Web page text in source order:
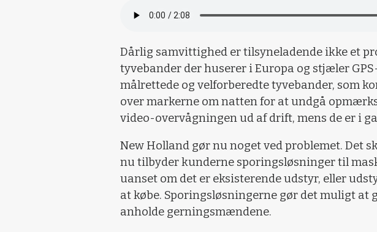
Dårlig samvittighed er tilsyneladende ikke et
tyvebander der huserer i Europa og stjæler
målrettede og velforberedte tyvebander, som
over markerne om natten for at undgå
video-overvågningen ud af drift, mens de er i
New Holland gør nu noget ved problemet. Det
nu tilbyder kunderne sporingsløsninger til
uanset om det er eksisterende udstyr, eller
at købe. Sporingsløsningerne gør det muligt at
anholde gerningsmændene.